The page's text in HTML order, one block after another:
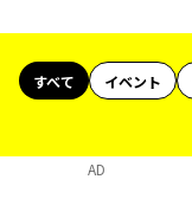
すべて イベント
AD